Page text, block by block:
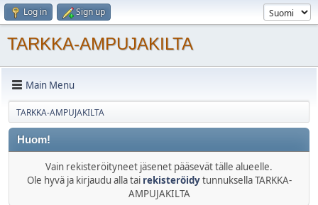
Log in Sign up
TARKKA-AMPUJAKILTA
Main Menu
TARKKA-AMPUJAKILTA
Huom!
Vain rekisteröityneet jäsenet pääsevät tälle alueelle.
Ole hyvä ja kirjaudu alla tai rekisteröidytunnuksella TARKKA-
AMPUJAKILTA